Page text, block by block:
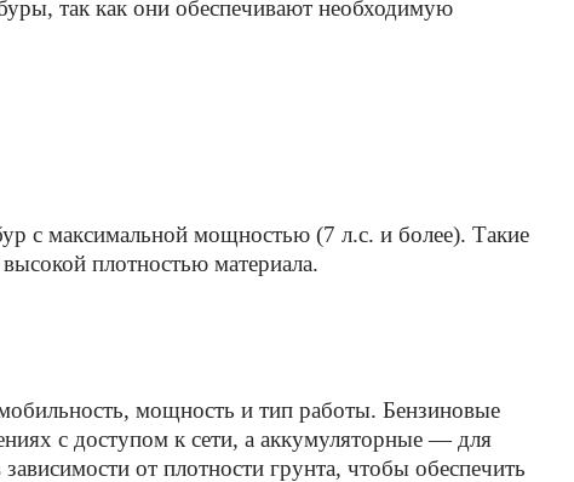
так как они обеспечивают необходимую
с максимальной мощностью (7 л.с. и более). Такие
плотностью материала.
мощность и тип работы. Бензиновые
с доступом к сети, а аккумуляторные — для
от плотности грунта, чтобы обеспечить